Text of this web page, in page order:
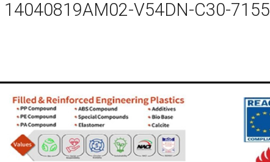
14040819AM02-V54DN-C30-7155